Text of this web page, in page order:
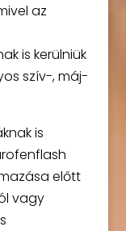
az
is kerülniük
szív-, máj-
is
előtt
vagy